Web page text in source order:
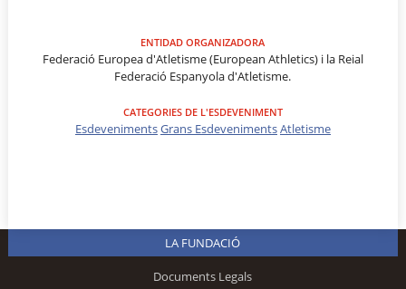
ENTIDAD ORGANIZADORA
Federació Europea d'Atletisme (European Athletics) i la Reial
Federació Espanyola d'Atletisme.
CATEGORIES DE L'ESDEVENIMENT
EsdevenimentsGrans EsdevenimentsAtletisme
LA FUNDACIÓ
Documents Legals